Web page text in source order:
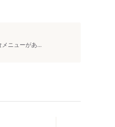
ニューがあ...